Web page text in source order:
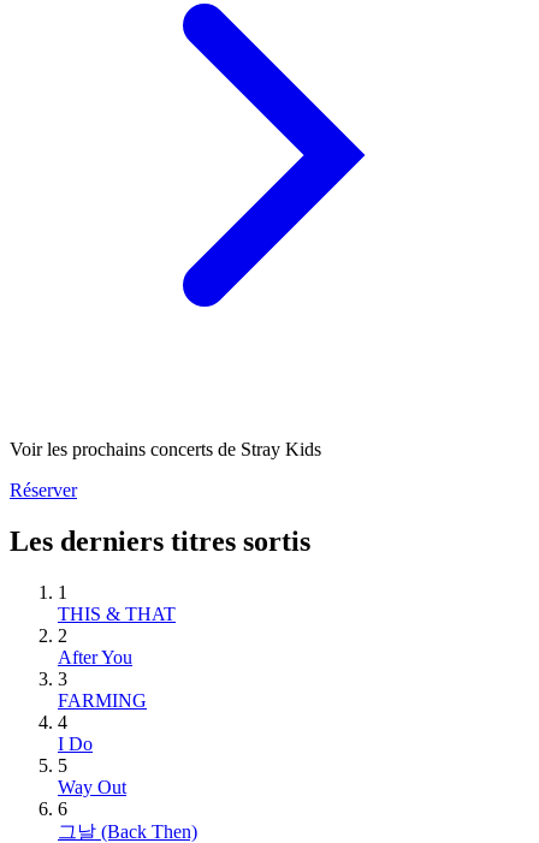
Voir les prochains concerts de Stray Kids
Réserver
Les derniers titres sortis
1
THIS & THAT
2
After You
3
FARMING
4
I Do
5
Way Out
6
그날 (Back Then)